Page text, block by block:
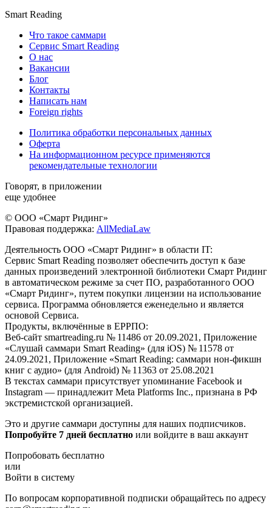
Smart Reading
Что такое саммари
Сервис Smart Reading
О нас
Вакансии
Блог
Контакты
Написать нам
Foreign rights
Политика обработки персональных данных
Оферта
На информационном ресурсе применяются
рекомендательные технологии
Говорят, в приложении
еще удобнее
© ООО «Смарт Ридинг»
Правовая поддержка: AllMediaLaw
Деятельность ООО «Смарт Ридинг» в области IT:
Сервис Smart Reading позволяет обеспечить доступ к базе
данных произведений электронной библиотеки Смарт Ридинг
в автоматическом режиме за счет ПО, разработанного ООО
«Смарт Ридинг», путем покупки лицензии на использование
сервиса. Программа обновляется еженедельно и является
основой Сервиса.
Продукты, включённые в ЕРРПО:
Веб-сайт smartreading.ru № 11486 от 20.09.2021, Приложение
«Слушай саммари Smart Reading» (для iOS) № 11578 от
24.09.2021, Приложение «Smart Reading: саммари нон-фикшн
книг с аудио» (для Android) № 11363 от 25.08.2021
В текстах саммари присутствует упоминание Facebook и
Instagram — принадлежит Meta Platforms Inc., признана в РФ
экстремистской организацией.
Это и другие саммари доступны для наших подписчиков.
Попробуйте 7 дней бесплатно или войдите в ваш аккаунт
Попробовать бесплатно
или
Войти в систему
По вопросам корпоративной подписки обращайтесь по адресу